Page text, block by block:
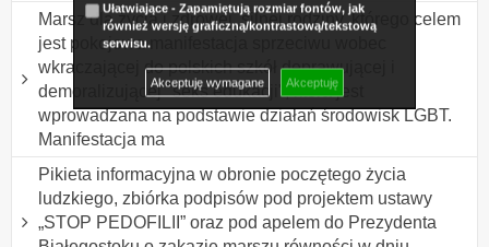
Ułatwiające - Zapamiętują rozmiar fontów, jak
również wersję graficzną/kontrastową/tekstową
serwisu.
Akceptuję wymagane Akceptuję
Marsz dla życia i zdrowej, silnej rodziny, którego celem
jest pokojowa manifestacja sprzeciwu wobec
wkraczającej do polskich szkół deprawującej i
demoralizującej "seks edukacji", która jest
wprowadzana na podstawie działań środowisk LGBT.
Manifestacja ma
Pikieta informacyjna w obronie poczętego życia
ludzkiego, zbiórka podpisów pod projektem ustawy
„STOP PEDOFILII” oraz pod apelem do Prezydenta